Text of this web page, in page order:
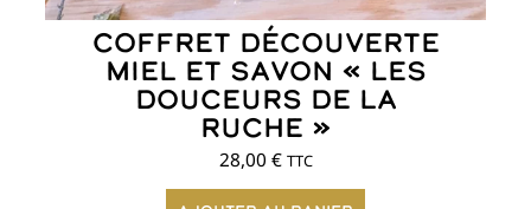
Coffret Découverte
miel et savon « Les
Douceurs de la
Ruche »
28,00 € TTC